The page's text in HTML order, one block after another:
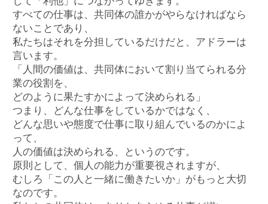
すべての仕事は、共同体の誰かがやらなければなら
ないことであり、
私たちはそれを分担しているだけだと、アドラーは
言います。
「人間の価値は、共同体において割り当てられる分
業の役割を、
どのように果たすかによって決められる」
つまり、どんな仕事をしているかではなく、
どんな思いや態度で仕事に取り組んでいるのかによ
って、
人の価値は決められる、というのです。
原則として、個人の能力が重要視されますが、
むしろ「この人と一緒に働きたいか」がもっと大切
なのです。